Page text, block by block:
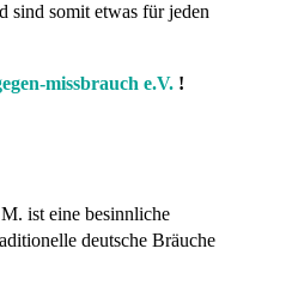
sind somit etwas für jeden
missbrauch e.V. !
ist eine besinnliche
deutsche Bräuche